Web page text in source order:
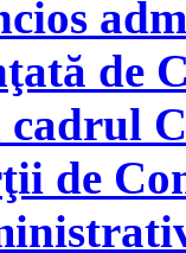
de
de